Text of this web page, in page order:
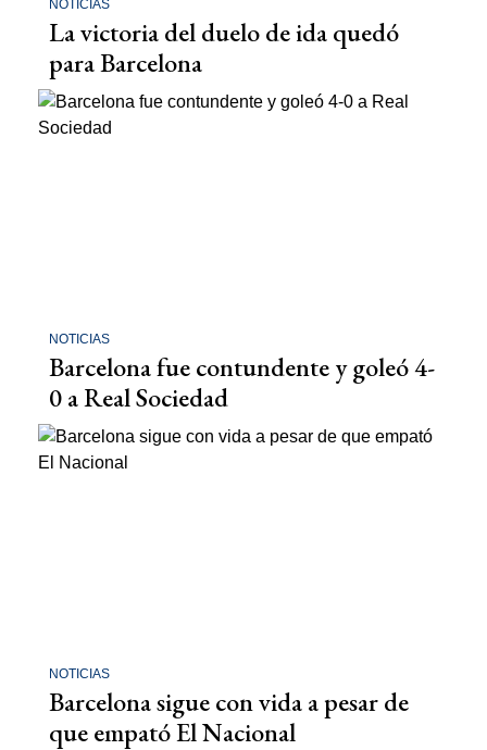
NOTICIAS
La victoria del duelo de ida quedó
para Barcelona
NOTICIAS
Barcelona fue contundente y goleó 4-
0 a Real Sociedad
NOTICIAS
Barcelona sigue con vida a pesar de
que empató El Nacional